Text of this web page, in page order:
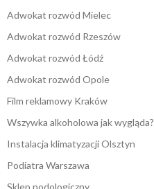
Adwokat rozwód Mielec
Adwokat rozwód Rzeszów
Adwokat rozwód Łódź
Adwokat rozwód Opole
Film reklamowy Kraków
Wszywka alkoholowa jak wygląda?
Instalacja klimatyzacji Olsztyn
Podiatra Warszawa
Sklep podologiczny